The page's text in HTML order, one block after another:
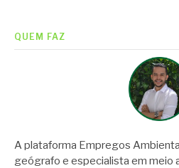
QUEM FAZ
A plataforma Empregos
geógrafo e especialista em meio